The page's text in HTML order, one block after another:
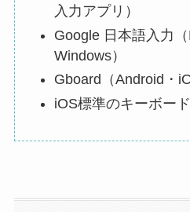
入力アプリ）
Google 日本語入力（
Windows）
Gboard（Android・
iOS標準のキーボード